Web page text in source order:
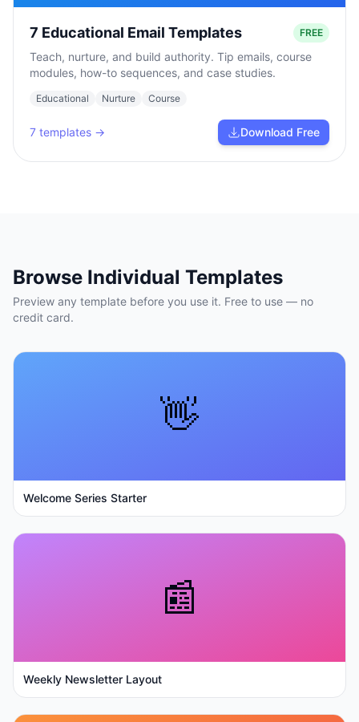
7 Educational Email Templates FREE
Teach, nurture, and build authority. Tip emails, course
modules, how-to sequences, and case studies.
Educational Nurture Course
7 templates → Download Free
Browse Individual Templates
Preview any template before you use it. Free to use — no
credit card.
👋
Welcome Series Starter
📰
Weekly Newsletter Layout